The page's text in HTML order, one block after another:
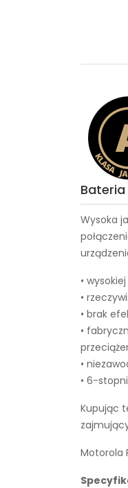
Bateria
Wysoka
•
•
• brak
•
•
• 6-
Kupując
Motorola